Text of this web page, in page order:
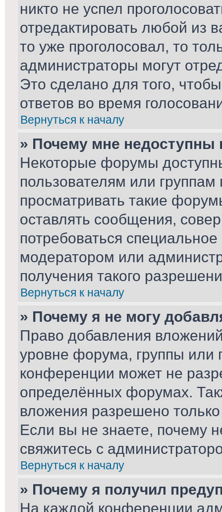
никто не успел
отредактировать любой из
то уже проголосовал, то
администраторы могут
Это сделано для того,
ответов во время
Вернуться к началу
» Почему мне
Некоторые форумы
пользователям или
просматривать такие
оставлять сообщения,
потребоваться
модератором или
получения такого
Вернуться к началу
» Почему я не могу
Право добавления
уровне форума, группы или
конференции может не
определённых форумах.
вложения разрешено
Если вы не знаете, почему
свяжитесь с
Вернуться к началу
» Почему я получил
На каждой конференции